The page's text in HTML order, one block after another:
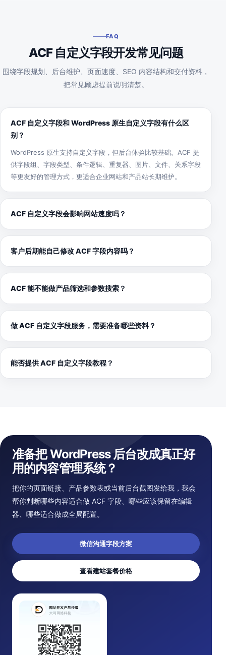
FAQ
ACF 自定义字段开发常见问题
围绕字段规划、后台维护、页面速度、SEO 内容结构和交付资料，
把常见顾虑提前说明清楚。
ACF 自定义字段和 WordPress 原生自定义字段有什么区
别？
WordPress 原生支持自定义字段，但后台体验比较基础。ACF 提
供字段组、字段类型、条件逻辑、重复器、图片、文件、关系字段
等更友好的管理方式，更适合企业网站和产品站长期维护。
ACF 自定义字段会影响网站速度吗？
客户后期能自己修改 ACF 字段内容吗？
ACF 能不能做产品筛选和参数搜索？
做 ACF 自定义字段服务，需要准备哪些资料？
能否提供 ACF 自定义字段教程？
准备把 WordPress 后台改成真正好
用的内容管理系统？
把你的页面链接、产品参数表或当前后台截图发给我，我会
帮你判断哪些内容适合做 ACF 字段、哪些应该保留在编辑
器、哪些适合做成全局配置。
微信沟通字段方案
查看建站套餐价格